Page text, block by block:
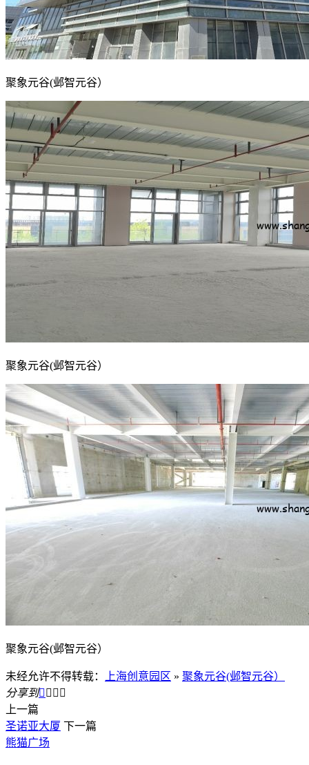
聚象元谷(邺智元谷）
聚象元谷(邺智元谷）
聚象元谷(邺智元谷）
未经允许不得转载： 上海创意园区 » 聚象元谷(邺智元谷）
分享到   
上一篇
圣诺亚大厦 下一篇
熊猫广场